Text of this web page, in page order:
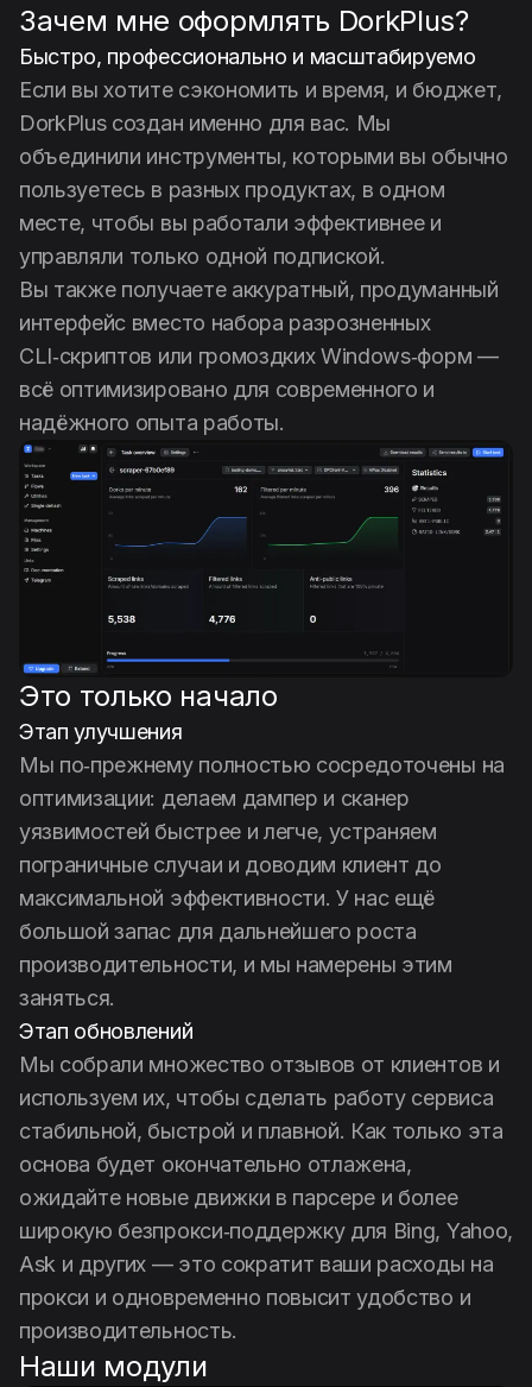
Зачем мне оформлять DorkPlus?
Быстро, профессионально и масштабируемо
Если вы хотите сэкономить и время, и бюджет,
DorkPlus создан именно для вас. Мы
объединили инструменты, которыми вы обычно
пользуетесь в разных продуктах, в одном
месте, чтобы вы работали эффективнее и
управляли только одной подпиской.
Вы также получаете аккуратный, продуманный
интерфейс вместо набора разрозненных
CLI‑скриптов или громоздких Windows‑форм —
всё оптимизировано для современного и
надёжного опыта работы.
Это только начало
Этап улучшения
Мы по‑прежнему полностью сосредоточены на
оптимизации: делаем дампер и сканер
уязвимостей быстрее и легче, устраняем
пограничные случаи и доводим клиент до
максимальной эффективности. У нас ещё
большой запас для дальнейшего роста
производительности, и мы намерены этим
заняться.
Этап обновлений
Мы собрали множество отзывов от клиентов и
используем их, чтобы сделать работу сервиса
стабильной, быстрой и плавной. Как только эта
основа будет окончательно отлажена,
ожидайте новые движки в парсере и более
широкую безпрокси‑поддержку для Bing, Yahoo,
Ask и других — это сократит ваши расходы на
прокси и одновременно повысит удобство и
производительность.
Наши модули